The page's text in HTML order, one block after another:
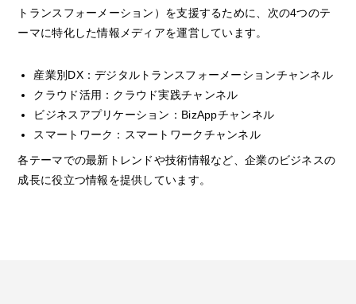
トランスフォーメーション）を支援するために、次の4つのテ
ーマに特化した情報メディアを運営しています。
産業別DX：デジタルトランスフォーメーションチャンネル
クラウド活用：クラウド実践チャンネル
ビジネスアプリケーション：BizAppチャンネル
スマートワーク：スマートワークチャンネル
各テーマでの最新トレンドや技術情報など、企業のビジネスの
成長に役立つ情報を提供しています。